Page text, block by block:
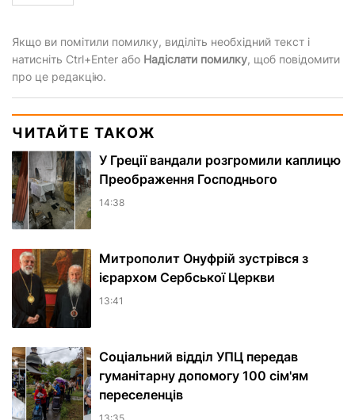
Якщо ви помітили помилку, виділіть необхідний текст і
натисніть Ctrl+Enter або Надіслати помилку, щоб повідомити
про це редакцію.
ЧИТАЙТЕ ТАКОЖ
У Греції вандали розгромили каплицю
Преображення Господнього
14:38
Митрополит Онуфрій зустрівся з
ієрархом Сербської Церкви
13:41
Соціальний відділ УПЦ передав
гуманітарну допомогу 100 сім'ям
переселенців